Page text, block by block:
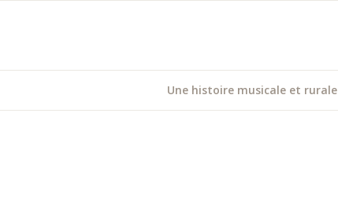
Une histoire musicale et rurale